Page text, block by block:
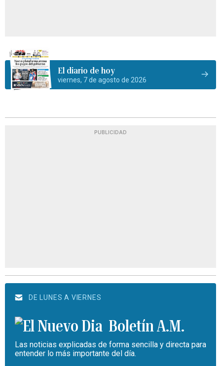
El diario de hoy
viernes, 7 de agosto de 2026
PUBLICIDAD
DE LUNES A VIERNES
Boletín A.M.
Las noticias explicadas de forma sencilla y directa para
entender lo más importante del día.